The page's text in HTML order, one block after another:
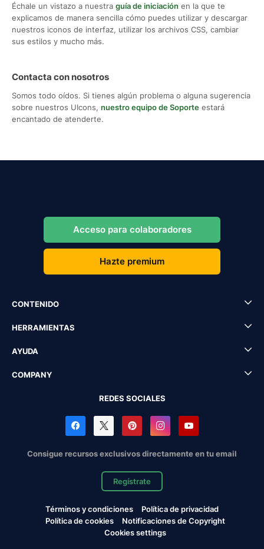
Échale un vistazo a nuestra guía de iniciación en la que te
explicamos de manera sencilla cómo puedes utilizar y descargar
nuestros iconos de interfaz, utilizar los archivos CSS, cambiar
sus estilos y mucho más.
Contacta con nosotros
Somos todo oídos. Si tienes algún problema o alguna sugerencia
sobre nuestros UIcons, nuestro equipo de Soporte estará
encantado de atenderte.
Acceso para colaboradores
Hazte premium
CONTENIDO
HERRAMIENTAS
AYUDA
COMPANY
REDES SOCIALES
Consigue recursos exclusivos directamente en tu email
Regístrate
Términos y condiciones
Política de privacidad
Política de cookies
Notificaciones de Copyright
Cookies settings